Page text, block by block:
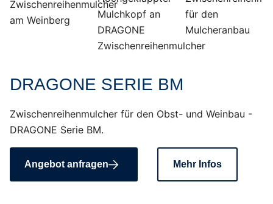
DRAGONE SERIE BM
Zwischenreihenmulcher für den Obst- und Weinbau -
DRAGONE Serie BM.
Angebot anfragen Mehr Infos